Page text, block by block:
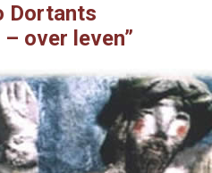
Dortants
over leven”